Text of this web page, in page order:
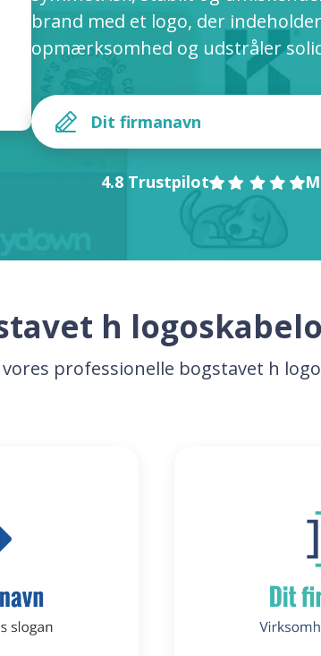
brand med et logo, der
opmærksomhed og udstråler
4.8 Trustpilot
h
professionelle bogstavet h